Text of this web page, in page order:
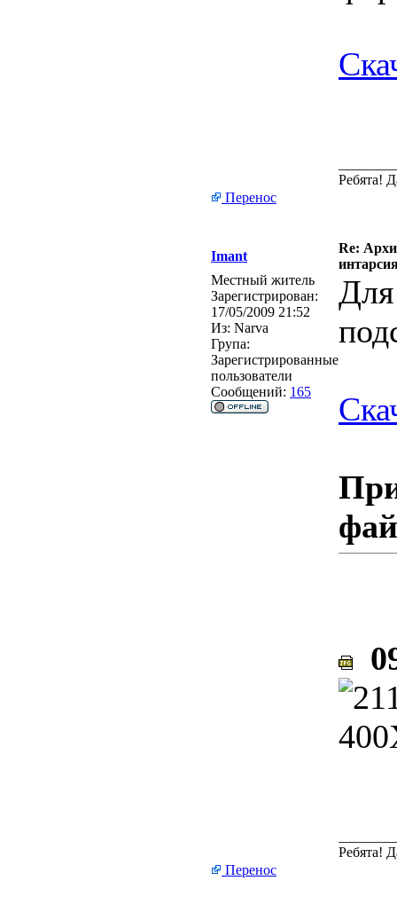
Ребята!
Перенос
Imant
Re:
Местный житель
Зарегистрирован:
17/05/2009 21:52
Из: Narva
Група:
Зарегистрированные
пользователи
Сообщений: 165
Ребята!
Перенос